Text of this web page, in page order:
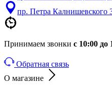
пр. Петра Калнишевского
Принимаем звонки с 10:00 до
Обратная связь
О магазине